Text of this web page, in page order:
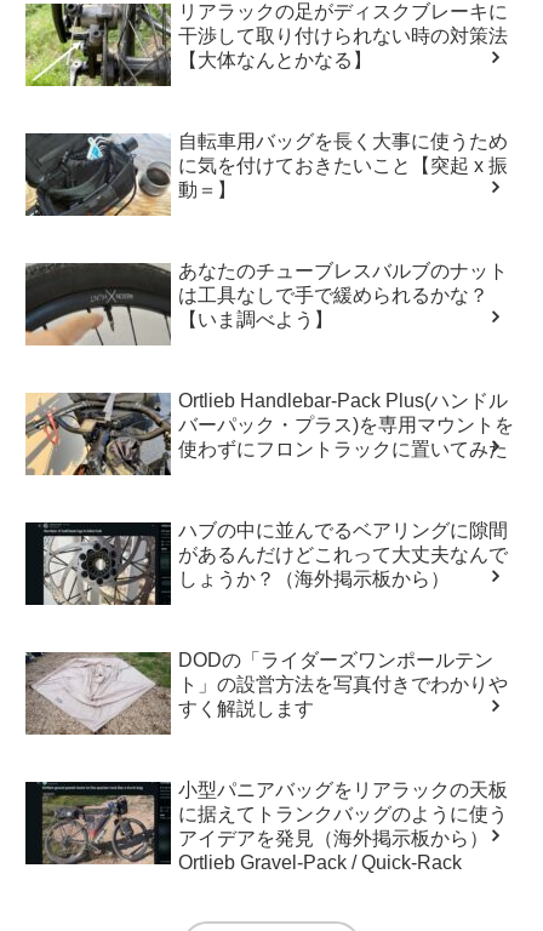
リアラックの足がディスクブレーキに
干渉して取り付けられない時の対策法
【大体なんとかなる】
自転車用バッグを長く大事に使うため
に気を付けておきたいこと【突起 x 振
動＝】
あなたのチューブレスバルブのナット
は工具なしで手で緩められるかな？
【いま調べよう】
Ortlieb Handlebar-Pack Plus(ハンドル
バーパック・プラス)を専用マウントを
使わずにフロントラックに置いてみた
ハブの中に並んでるベアリングに隙間
があるんだけどこれって大丈夫なんで
しょうか？（海外掲示板から）
DODの「ライダーズワンポールテン
ト」の設営方法を写真付きでわかりや
すく解説します
小型パニアバッグをリアラックの天板
に据えてトランクバッグのように使う
アイデアを発見（海外掲示板から）
Ortlieb Gravel-Pack / Quick-Rack